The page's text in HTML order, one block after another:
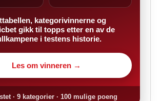
kategorivinnerne og
gikk til topps etter en av de
i testens historie.
Les om vinneren →
· 9 kategorier · 100 mulige poeng